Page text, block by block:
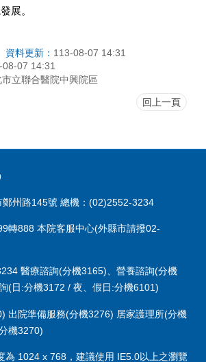
展。
資料更新： 113-08-07 14:31
08-07 14:31
立聯合醫院中興院區
回上一頁
州路145號 總機：(02)2552-3234
轉888 本院客服中心(外縣市請撥02-
醫療諮詢(分機3165)、營養諮詢(分機
(日:分機3172 / 夜、假日:分機6101)
出院準備服務(分機3276) 居家護理所(分機
機3270)
為 1024 x 768，建議使用 IE5.0以上之瀏覽